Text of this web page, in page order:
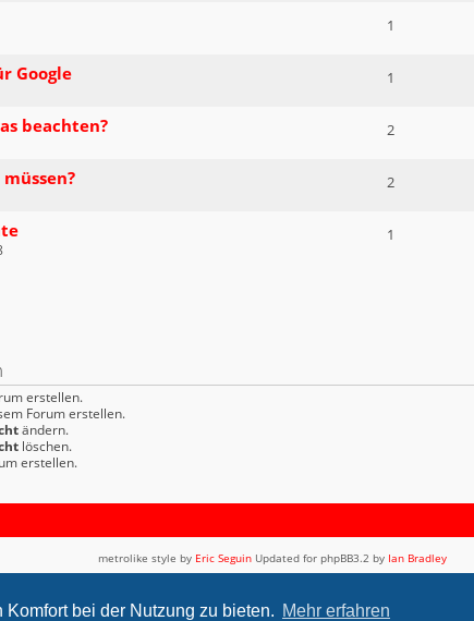
bei der Nutzung zu bieten. Mehr erfahren
1
Google 1
beachten? 2
2
1
erstellen.
Forum erstellen.
ändern.
löschen.
erstellen.
metrolike style by Eric Seguin Updated for phpBB3.2 by Ian Bradley
Powered byphpBB® Forum Software © phpBB Limited
Datenschutz|Nutzungsbedingungen